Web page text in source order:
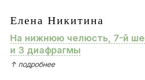
Елена Никитина
На нижнюю челюсть, 7-й
и 3 диафрагмы
↑ подробнее